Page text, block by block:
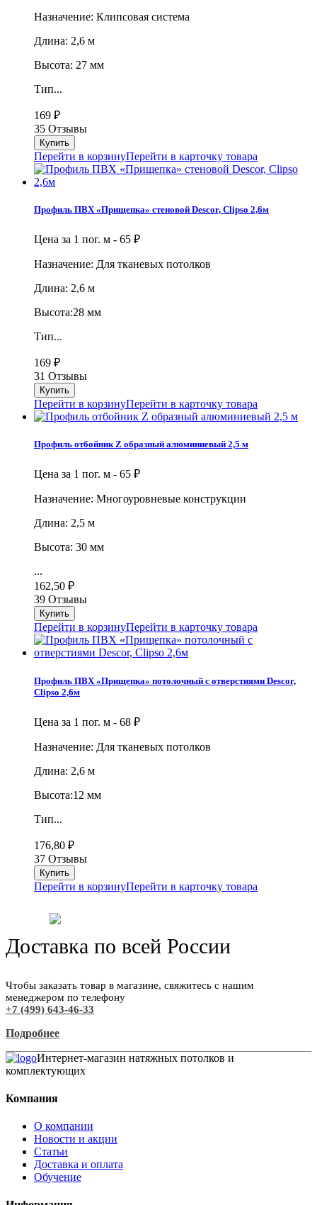
Назначение: Клипсовая система
Длина: 2,6 м
Высота: 27 мм
Тип...
169 ₽
35 Отзывы
Перейти в корзинуПерейти в карточку товара
Профиль ПВХ «Прищепка» стеновой Descor, Clipso 2,6м
Цена за 1 пог. м - 65 ₽
Назначение: Для тканевых потолков
Длина: 2,6 м
Высота:28 мм
Тип...
169 ₽
31 Отзывы
Перейти в корзинуПерейти в карточку товара
Профиль отбойник Z образный алюминиевый 2,5 м
Цена за 1 пог. м - 65 ₽
Назначение: Многоуровневые конструкции
Длина: 2,5 м
Высота: 30 мм
...
162,50 ₽
39 Отзывы
Перейти в корзинуПерейти в карточку товара
Профиль ПВХ «Прищепка» потолочный с отверстиями Descor,
Clipso 2,6м
Цена за 1 пог. м - 68 ₽
Назначение: Для тканевых потолков
Длина: 2,6 м
Высота:12 мм
Тип...
176,80 ₽
37 Отзывы
Перейти в корзинуПерейти в карточку товара
Доставка по всей России
Чтобы заказать товар в магазине, свяжитесь с нашим
менеджером по телефону
+7 (499) 643-46-33
Подробнее
Интернет-магазин натяжных потолков и
комплектующих
Компания
О компании
Новости и акции
Статьи
Доставка и оплата
Обучение